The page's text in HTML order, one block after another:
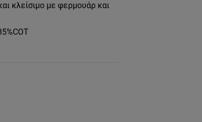
κλείσιμο με φερμουάρ και